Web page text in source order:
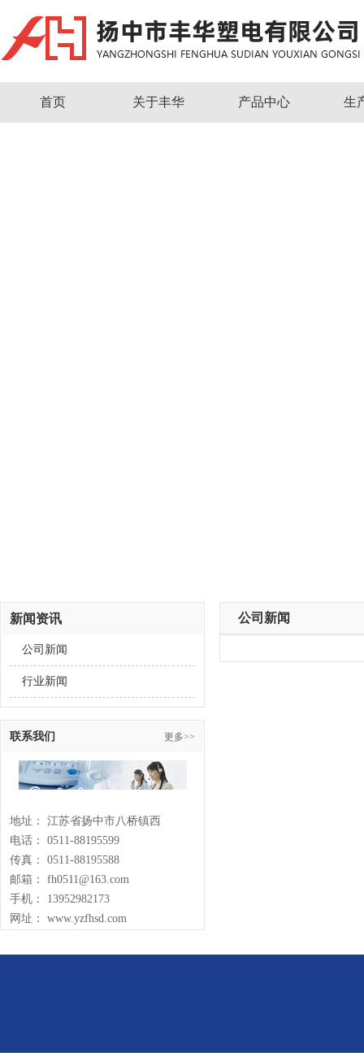
首页 关于丰华 产品中心 生
新闻资讯
公司新闻
行业新闻
联系我们 更多>>
地址： 江苏省扬中市八桥镇西
电话： 0511-88195599
传真： 0511-88195588
邮箱： fh0511@163.com
手机： 13952982173
网址： www.yzfhsd.com
公司新闻